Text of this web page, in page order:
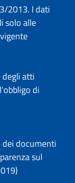
2013. I dati
solo alle
degli atti
di
dei documenti
sul